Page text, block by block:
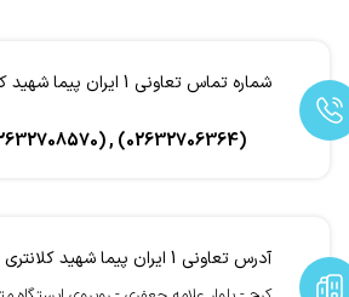
شماره تماس تعاونی 1 ایران پیما شهید کلانتری کرج
, (02632706364)
آدرس تعاونی 1 ایران پیما شهید کلانتری کرج